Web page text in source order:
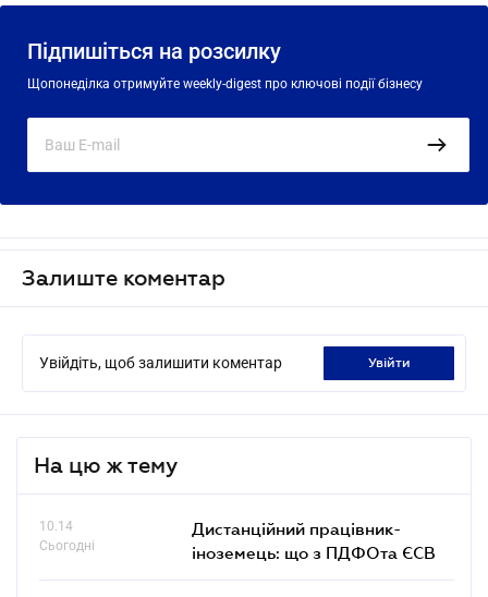
Підпишіться на розсилку
Щопонеділка отримуйте weekly-digest про ключові події бізнесу
Залиште коментар
Увійдіть, щоб залишити коментар увійти
На цю ж тему
10.14
Сьогодні
Дистанційний працівник-
іноземець: що з ПДФОта ЄСВ